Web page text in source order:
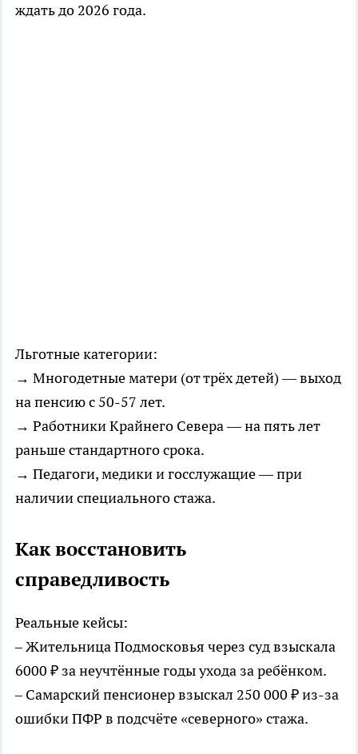
ждать до 2026 года.
Льготные категории:
→ Многодетные матери (от трёх детей) — выход
на пенсию с 50-57 лет.
→ Работники Крайнего Севера — на пять лет
раньше стандартного срока.
→ Педагоги, медики и госслужащие — при
наличии специального стажа.
Как восстановить
справедливость
Реальные кейсы:
– Жительница Подмосковья через суд взыскала
6000 ₽ за неучтённые годы ухода за ребёнком.
– Самарский пенсионер взыскал 250 000 ₽ из-за
ошибки ПФР в подсчёте «северного» стажа.